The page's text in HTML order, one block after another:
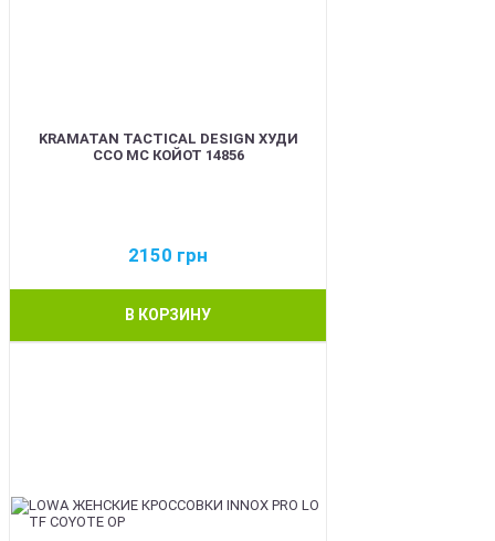
KRAMATAN TACTICAL DESIGN ХУДИ
ССО МС КОЙОТ 14856
2150 грн
В КОРЗИНУ